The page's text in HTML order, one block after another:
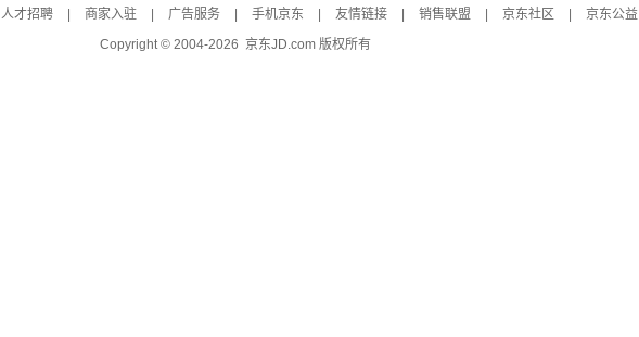
人才招聘 商家入驻 广告服务 手机京东 友情链接 销售联盟 京东社区
京东公益
Copyright © 2004-2026 京东JD.com 版权所有